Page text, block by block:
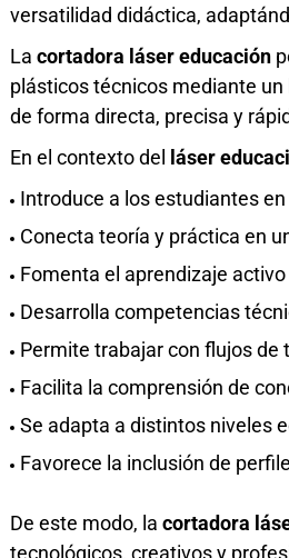
versatilidad didáctica,
La cortadora láser educación
plásticos técnicos mediante
de forma directa, precisa y
En el contexto del
láser
Introduce a los estudiantes
Conecta teoría y práctica en
Fomenta el aprendizaje
Desarrolla competencias
Permite trabajar con flujos de
Facilita la comprensión de
Se adapta a distintos niveles
Favorece la inclusión de
De este modo, la cortadora
tecnológicos, creativos y